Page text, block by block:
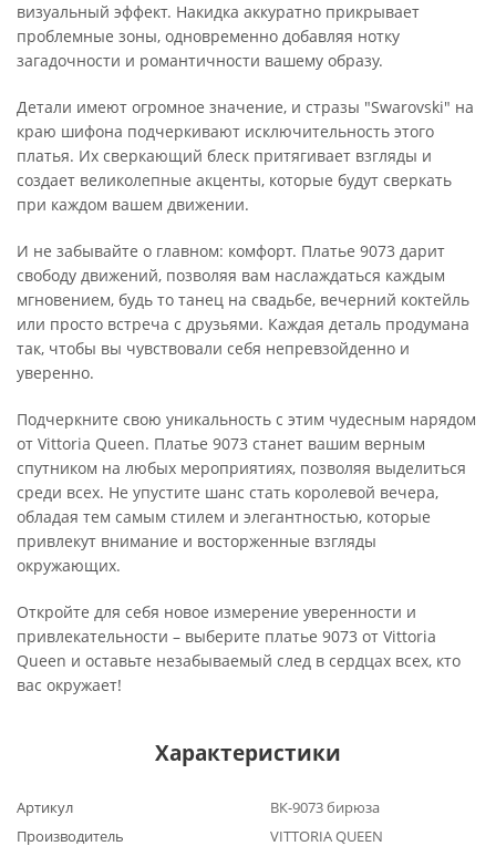
визуальный эффект. Накидка аккуратно прикрывает
проблемные зоны, одновременно добавляя нотку
загадочности и романтичности вашему образу.
Детали имеют огромное значение, и стразы "Swarovski" на
краю шифона подчеркивают исключительность этого
платья. Их сверкающий блеск притягивает взгляды и
создает великолепные акценты, которые будут сверкать
при каждом вашем движении.
И не забывайте о главном: комфорт. Платье 9073 дарит
свободу движений, позволяя вам наслаждаться каждым
мгновением, будь то танец на свадьбе, вечерний коктейль
или просто встреча с друзьями. Каждая деталь продумана
так, чтобы вы чувствовали себя непревзойденно и
уверенно.
Подчеркните свою уникальность с этим чудесным нарядом
от Vittoria Queen. Платье 9073 станет вашим верным
спутником на любых мероприятиях, позволяя выделиться
среди всех. Не упустите шанс стать королевой вечера,
обладая тем самым стилем и элегантностью, которые
привлекут внимание и восторженные взгляды
окружающих.
Откройте для себя новое измерение уверенности и
привлекательности – выберите платье 9073 от Vittoria
Queen и оставьте незабываемый след в сердцах всех, кто
вас окружает!
Характеристики
Артикул
ВК-9073 бирюза
Производитель
VITTORIA QUEEN